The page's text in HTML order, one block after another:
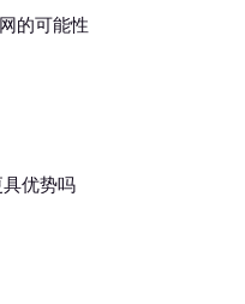
的可能性
优势吗